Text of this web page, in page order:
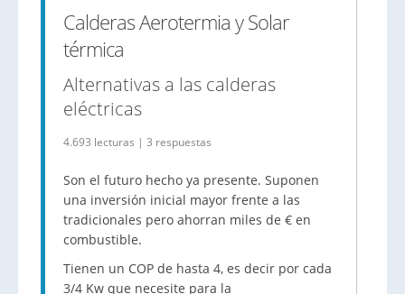
Calderas Aerotermia y Solar
térmica
Alternativas a las calderas
eléctricas
4.693 lecturas | 3 respuestas
Son el futuro hecho ya presente. Suponen
una inversión inicial mayor frente a las
tradicionales pero ahorran miles de € en
combustible.
Tienen un COP de hasta 4, es decir por cada
3/4 Kw que necesite para la